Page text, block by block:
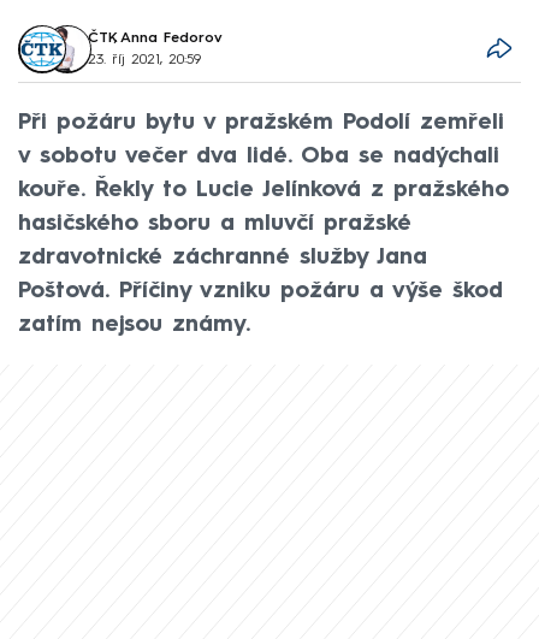
ČTK, Anna Fedorov
23. říj 2021, 20:59
Při požáru bytu v pražském Podolí zemřeli
v sobotu večer dva lidé. Oba se nadýchali
kouře. Řekly to Lucie Jelínková z pražského
hasičského sboru a mluvčí pražské
zdravotnické záchranné služby Jana
Poštová. Příčiny vzniku požáru a výše škod
zatím nejsou známy.